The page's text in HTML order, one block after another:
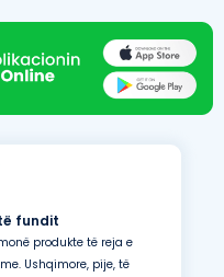
fundit
produkte të reja e
Ushqimore, pije, të